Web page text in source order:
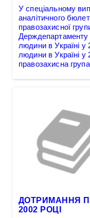
У спеціальному
аналітичного
правозахисної
людини в Україні
людини в Україні у
правозахисна
ДОТРИМАННЯ
2002 РОЦІ